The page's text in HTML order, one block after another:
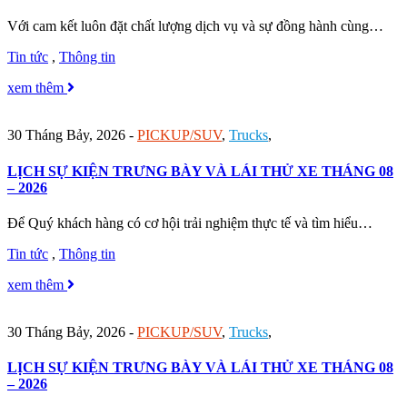
Với cam kết luôn đặt chất lượng dịch vụ và sự đồng hành cùng…
Tin tức , Thông tin
xem thêm
30 Tháng Bảy, 2026 - PICKUP/SUV, Trucks,
LỊCH SỰ KIỆN TRƯNG BÀY VÀ LÁI THỬ XE THÁNG 08
– 2026
Để Quý khách hàng có cơ hội trải nghiệm thực tế và tìm hiểu…
Tin tức , Thông tin
xem thêm
30 Tháng Bảy, 2026 - PICKUP/SUV, Trucks,
LỊCH SỰ KIỆN TRƯNG BÀY VÀ LÁI THỬ XE THÁNG 08
– 2026